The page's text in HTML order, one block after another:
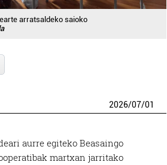
arratsaldeko saioko
2026/07/01
aurre egiteko Beasaingo
martxan jarritako